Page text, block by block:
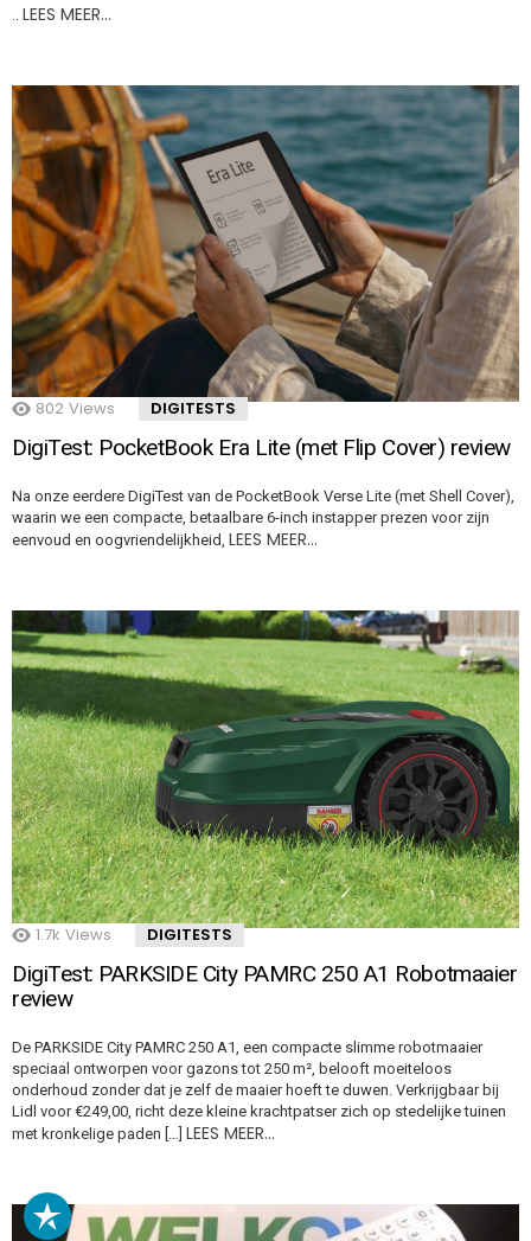
LEES MEER…
802 Views DIGITESTS
DigiTest: PocketBook Era Lite (met Flip Cover) review
Na onze eerdere DigiTest van de PocketBook Verse Lite (met Shell Cover),
waarin we een compacte, betaalbare 6-inch instapper prezen voor zijn
eenvoud en oogvriendelijkheid, LEES MEER…
1.7k Views DIGITESTS
DigiTest: PARKSIDE City PAMRC 250 A1 Robotmaaier
review
De PARKSIDE City PAMRC 250 A1, een compacte slimme robotmaaier
speciaal ontworpen voor gazons tot 250 m², belooft moeiteloos
onderhoud zonder dat je zelf de maaier hoeft te duwen. Verkrijgbaar bij
Lidl voor €249,00, richt deze kleine krachtpatser zich op stedelijke tuinen
met kronkelige paden […] LEES MEER…